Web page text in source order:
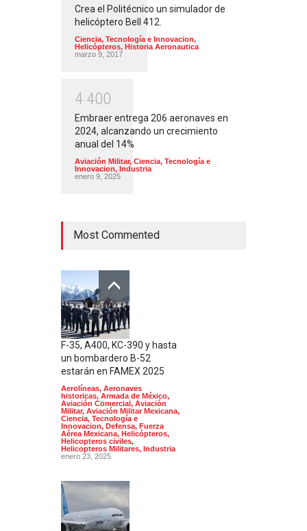
Crea el Politécnico un simulador de
helicóptero Bell 412.
Ciencia, Tecnología e Innovacion,
Helicópteros, Historia Aeronautica
marzo 9, 2017
4 400
Embraer entrega 206 aeronaves en
2024, alcanzando un crecimiento
anual del 14%
Aviación Militar, Ciencia, Tecnología e
Innovacion, Industria
enero 9, 2025
Most Commented
F-35, A400, KC-390 y hasta
un bombardero B-52
estarán en FAMEX 2025
Aerolíneas, Aeronaves
historicas, Armada de México,
Aviación Comercial, Aviación
Militar, Aviación Militar Mexicana,
Ciencia, Tecnología e
Innovacion, Defensa, Fuerza
Aérea Mexicana, Helicópteros,
Helicopteros civiles,
Helicopteros Militares, Industria
enero 23, 2025